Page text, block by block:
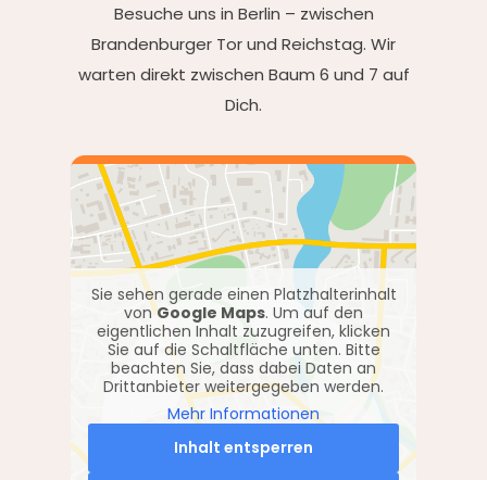
Besuche uns in Berlin – zwischen
Brandenburger Tor und Reichstag. Wir
warten direkt zwischen Baum 6 und 7 auf
Dich.
Sie sehen gerade einen Platzhalterinhalt
vonGoogle Maps. Um auf den
eigentlichen Inhalt zuzugreifen, klicken
Sie auf die Schaltfläche unten. Bitte
beachten Sie, dass dabei Daten an
Drittanbieter weitergegeben werden.
Mehr Informationen
Inhalt entsperren